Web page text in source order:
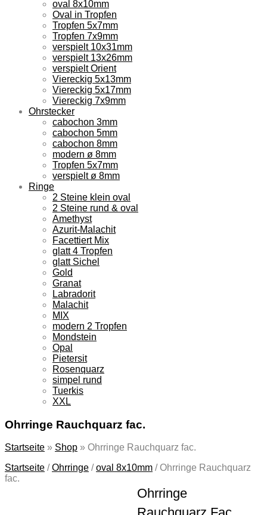
oval 8x10mm
Oval in Tropfen
Tropfen 5x7mm
Tropfen 7x9mm
verspielt 10x31mm
verspielt 13x26mm
verspielt Orient
Viereckig 5x13mm
Viereckig 5x17mm
Viereckig 7x9mm
Ohrstecker
cabochon 3mm
cabochon 5mm
cabochon 8mm
modern ø 8mm
Tropfen 5x7mm
verspielt ø 8mm
Ringe
2 Steine klein oval
2 Steine rund & oval
Amethyst
Azurit-Malachit
Facettiert Mix
glatt 4 Tropfen
glatt Sichel
Gold
Granat
Labradorit
Malachit
MIX
modern 2 Tropfen
Mondstein
Opal
Pietersit
Rosenquarz
simpel rund
Tuerkis
XXL
Ohrringe Rauchquarz fac.
Startseite » Shop » Ohrringe Rauchquarz fac.
Startseite /Ohrringe /oval 8x10mm /Ohrringe Rauchquarz
fac.
Ohrringe